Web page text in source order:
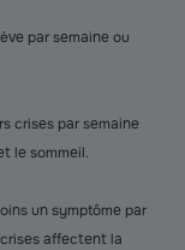
par semaine ou
crises par semaine
le sommeil.
un symptôme par
affectent la